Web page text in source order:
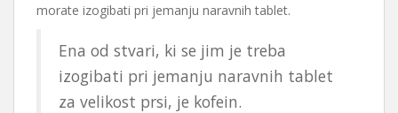
morate izogibati pri jemanju naravnih tablet.
Ena od stvari, ki se jim je treba
izogibati pri jemanju naravnih tablet
za velikost prsi, je kofein.